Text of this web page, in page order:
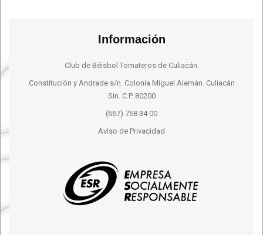
Información
Club de Béisbol Tomateros de Culiacán.
Constitución y Andrade s/n. Colonia Miguel Alemán. Culiacán
Sin. C.P. 80200
(667) 758 34 00
Aviso de Privacidad